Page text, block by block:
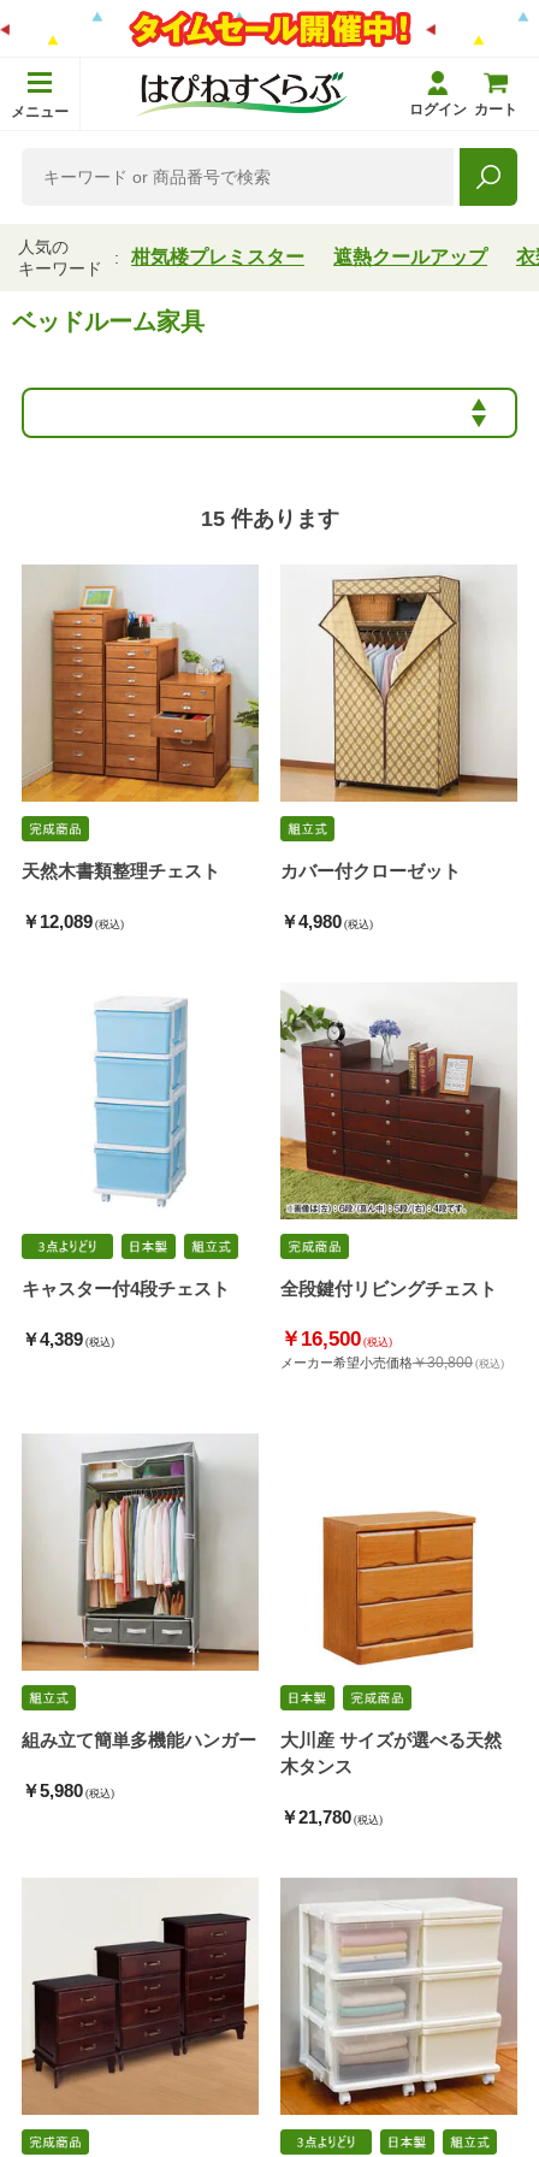
メニュー ログイン カート
人気の
キーワード
柑気楼プレミスター 遮熱クールアップ 衣
ベッドルーム家具
15 件あります
天然木書類整理チェスト
￥12,089 (税込)
カバー付クローゼット
￥4,980 (税込)
キャスター付4段チェスト
￥4,389 (税込)
全段鍵付リビングチェスト
￥16,500 (税込)
メーカー希望小売価格￥30,800 (税込)
組み立て簡単多機能ハンガー
￥5,980 (税込)
大川産 サイズが選べる天然
木タンス
￥21,780 (税込)